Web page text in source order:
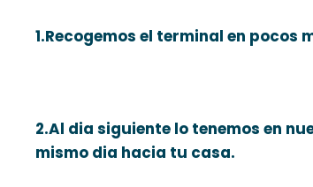
1.Recogemos el terminal en
2.Al dia siguiente lo tenemos en
mismo dia hacia tu casa.